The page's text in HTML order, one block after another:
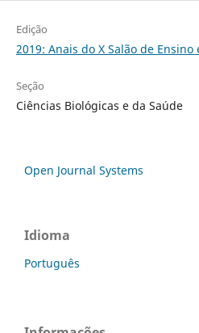
Edição
2019: Anais do X Salão de Ensino
Seção
Ciências Biológicas e da Saúde
Open Journal Systems
Idioma
Português